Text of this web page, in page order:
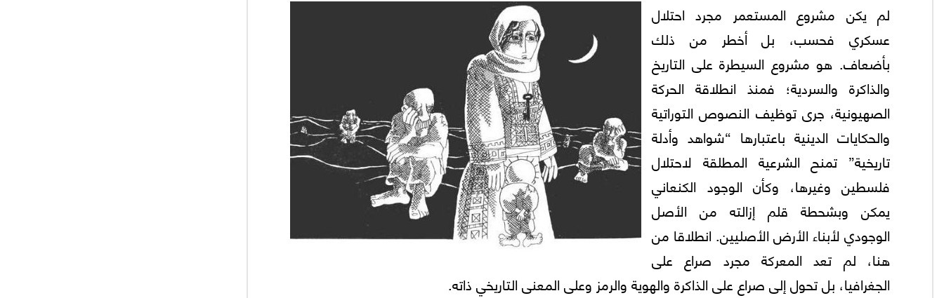
لم يكن مشروع المستعمر مجرد احتلال
عسكري فحسب، بل أخطر من ذلك
بأضعاف. هو مشروع السيطرة على التاريخ
والذاكرة والسردية؛ فمنذ انطلاقة الحركة
الصهيونية، جرى توظيف النصوص التوراتية
والحكايات الدينية باعتبارها “شواهد وأدلة
تاريخية” تمنح الشرعية المطلقة لاحتلال
فلسطين وغيرها، وكأن الوجود الكنعاني
يمكن وبشحطة قلم إزالته من الأصل
الوجودي لأبناء الأرض الأصليين. انطلاقا من
هنا، لم تعد المعركة مجرد صراع على
الجغرافيا، بل تحول إلى صراع على الذاكرة والهوية والرمز وعلى المعنى التاريخي ذاته.